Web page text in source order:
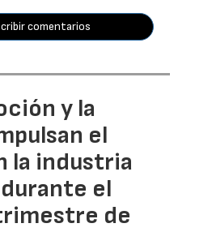
comentarios
y la
el
la industria
el
de